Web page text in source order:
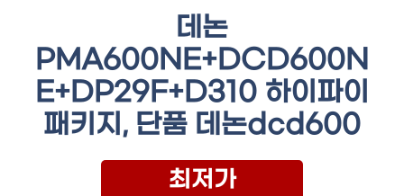
데논
PMA600NE+DCD600N
E+DP29F+D310 하이파이
패키지, 단품 데논dcd600
최저가